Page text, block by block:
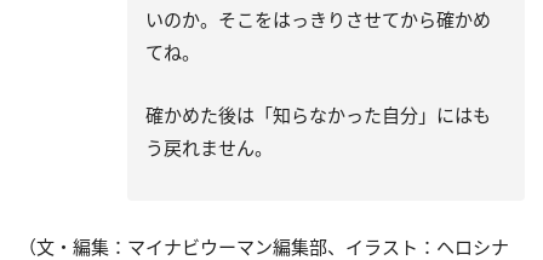
いのか。そこをはっきりさせてから確かめ
てね。
確かめた後は「知らなかった自分」にはも
う戻れません。
（文・編集：マイナビウーマン編集部、イラスト：ヘロシナ